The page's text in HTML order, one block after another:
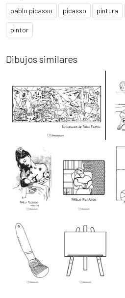
pablo picasso picasso pintura
pintor
Dibujos similares